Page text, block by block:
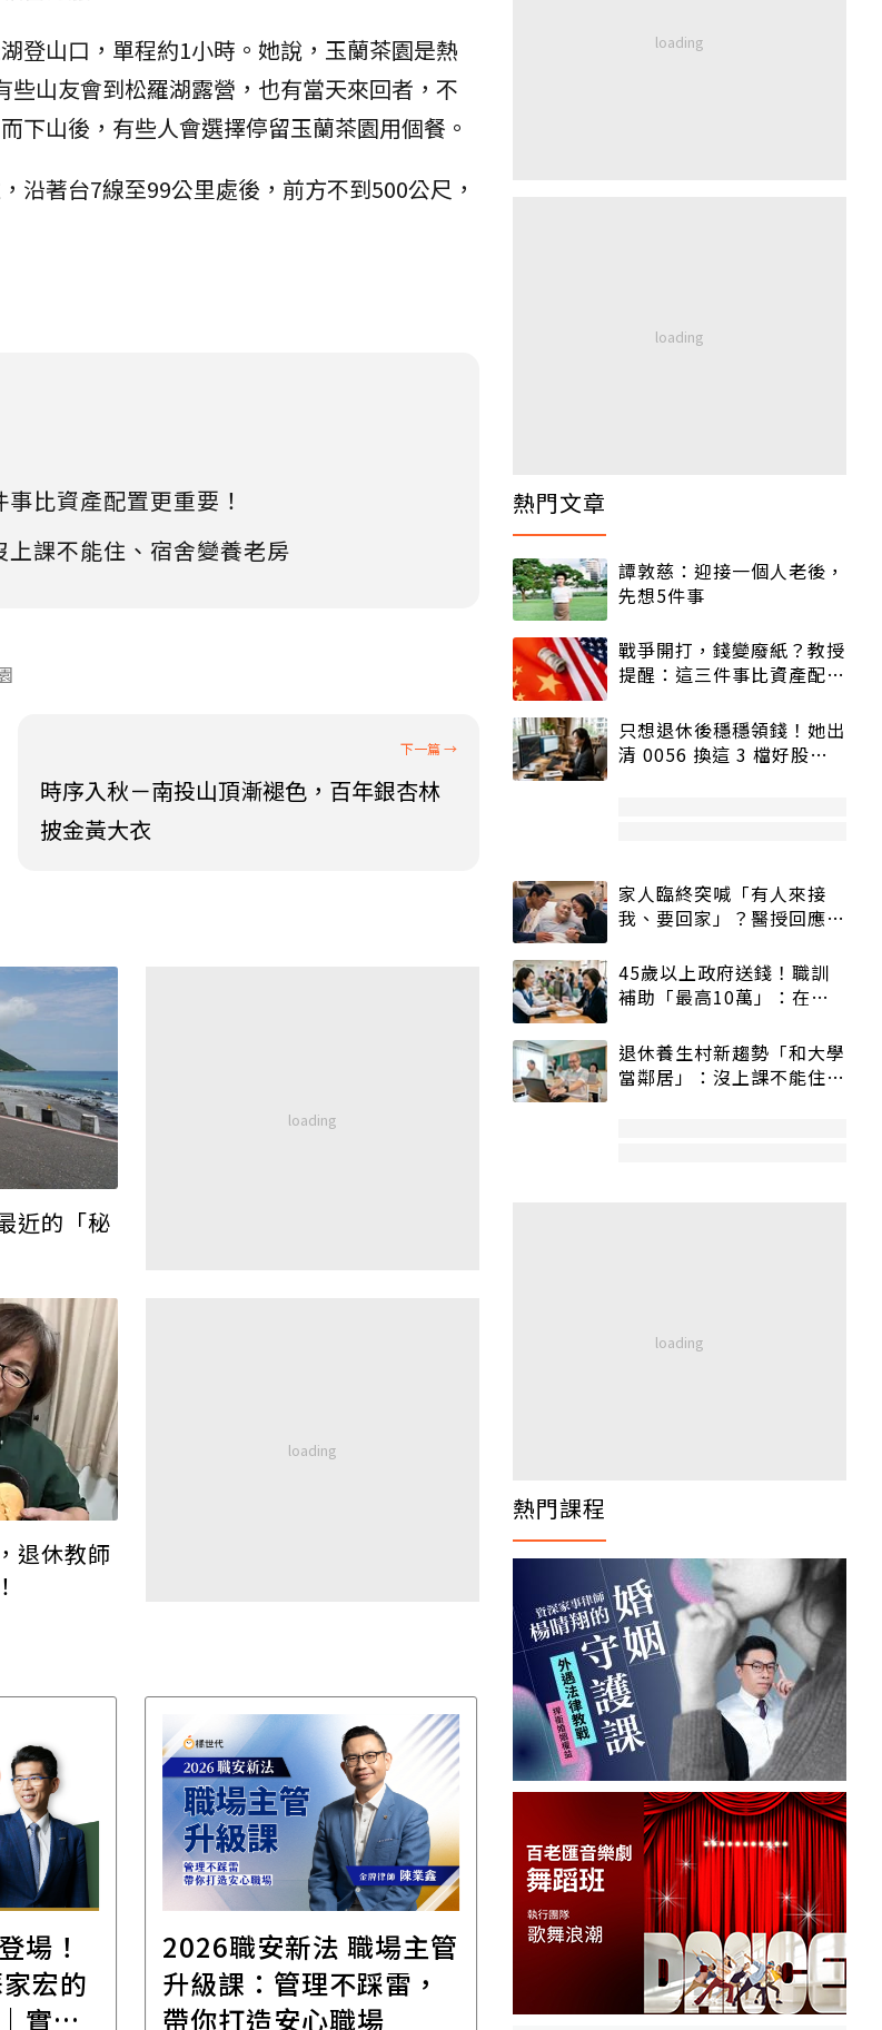
登山口，單程約1小時。她說，玉蘭茶園是熱
山友會到松羅湖露營，也有當天來回者，不
下山後，有些人會選擇停留玉蘭茶園用個餐。
沿著台7線至99公里處後，前方不到500公尺，
比資產配置更重要！
課不能住、宿舍變養老房
時序入秋－南投山頂漸褪色，百年銀杏林
披金黃大衣
近的「秘
退休教師
場！
實體
2026職安新法 職場主管
升級課：管理不踩雷，
帶你打造安心職場
【直播講座】免費報名
｜8/11譚敦慈的一個人
生活必修課：一個人
熱門文章
譚敦慈：迎接一個人老後，
先想5件事
戰爭開打，錢變廢紙？教授
提醒：這三件事比資產配置
只想退休後穩穩領錢！她出
清 0056 換這 3 檔好股：
家人臨終突喊「有人來接
我、要回家」？醫授回應方
45歲以上政府送錢！職訓
補助「最高10萬」：在
退休養生村新趨勢「和大學
當鄰居」：沒上課不能住、
熱門課程